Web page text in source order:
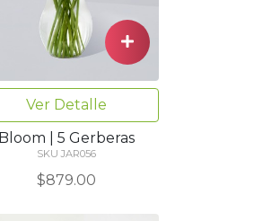
Ver Detalle
Bloom | 5 Gerberas
SKU JAR056
$879.00